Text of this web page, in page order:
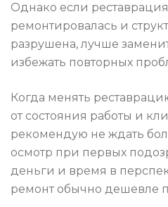
Однако если
ремонтировалась и
разрушена, лучше
избежать повторных
Когда менять
от состояния работы и
рекомендую не ждать
осмотр при первых
деньги и время в
ремонт обычно дешевле